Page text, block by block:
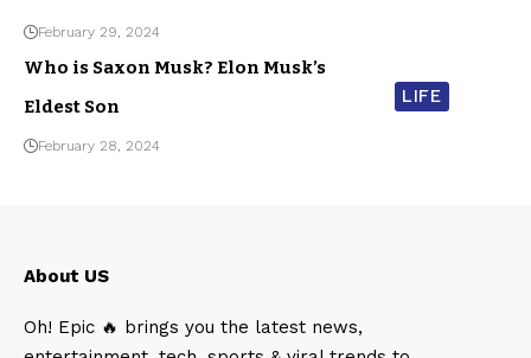
February 29, 2024
LIFE
Who is Saxon Musk? Elon Musk’s
Eldest Son
February 28, 2024
About US
Oh! Epic 🔥 brings you the latest news,